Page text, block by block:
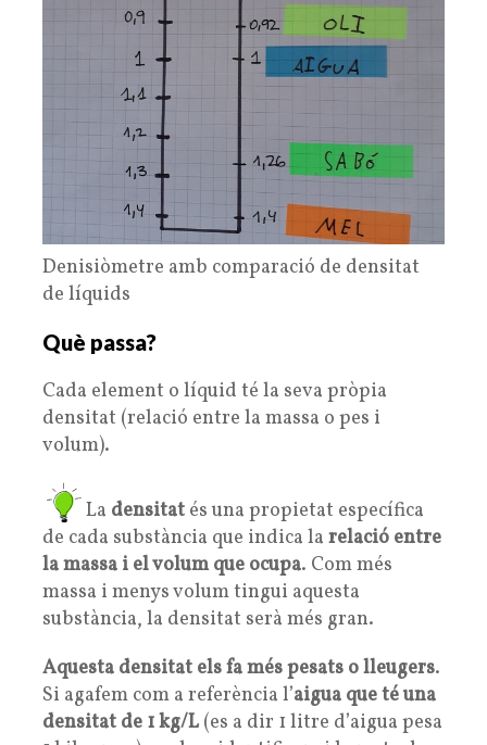
Denisiòmetre amb comparació de densitat
de líquids
Què passa?
Cada element o líquid té la seva pròpia
densitat (relació entre la massa o pes i
volum).
La densitat és una propietat específica
de cada substància que indica la relació entre
la massa i el volum que ocupa. Com més
massa i menys volum tingui aquesta
substància, la densitat serà més gran.
Aquesta densitat els fa més pesats o lleugers.
Si agafem com a referència l’aigua que té una
densitat de 1 kg/L (es a dir 1 litre d’aigua pesa